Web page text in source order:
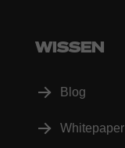
WISSEN
Blog
Whitepaper